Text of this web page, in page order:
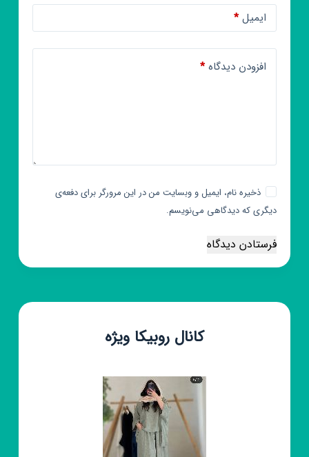
ایمیل*
افزودن دیدگاه*
ذخیره نام، ایمیل و وبسایت من در این مرورگر برای دفعه‌ی
دیگری که دیدگاهی می‌نویسم.
فرستادن دیدگاه
کانال روبیکا ویژه